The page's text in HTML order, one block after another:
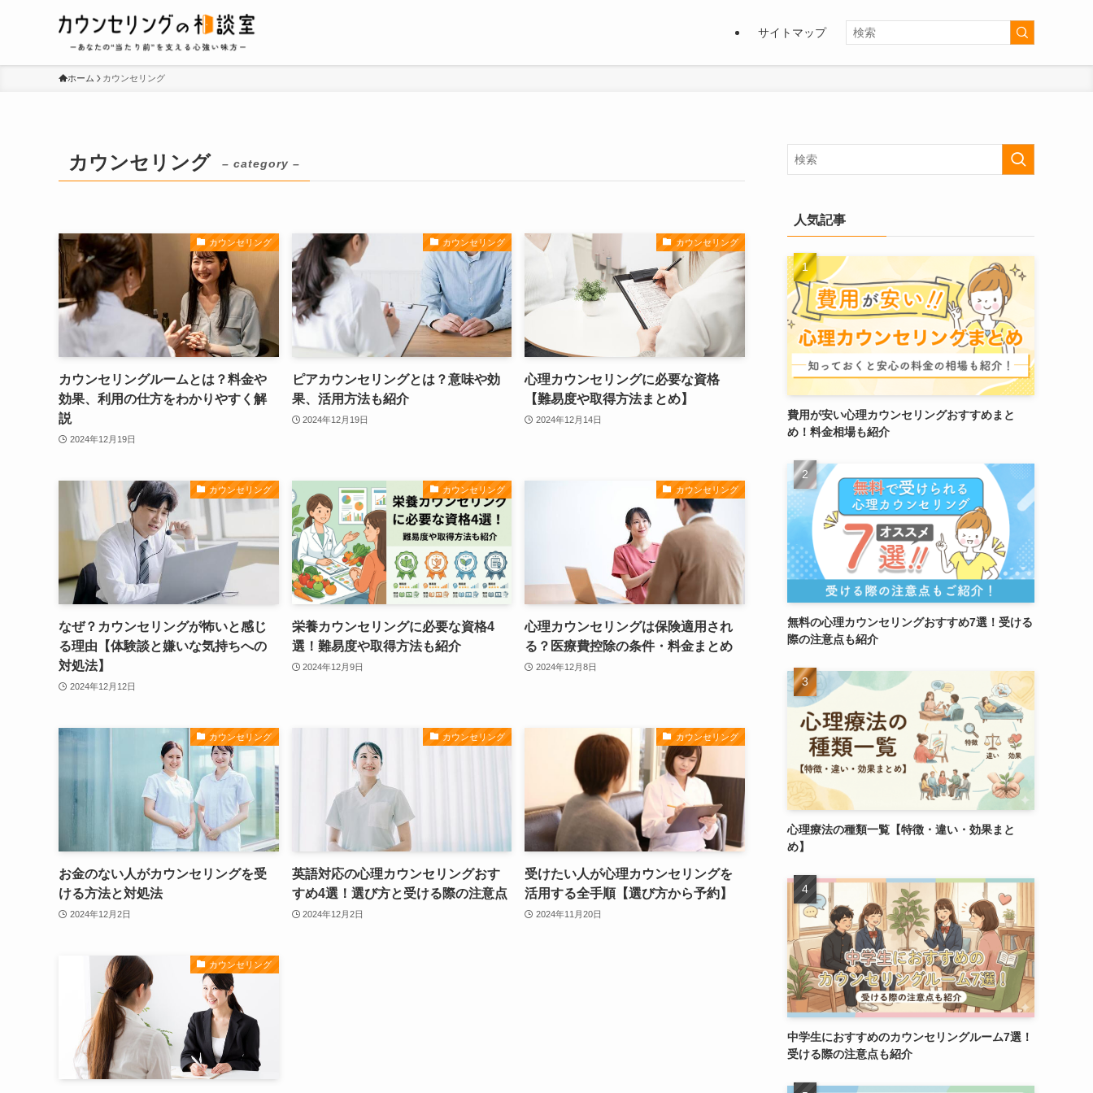
サイトマップ
ホーム カウンセリング
カウンセリング – category –
カウンセリング
カウンセリングルームとは？料金や
効果、利用の仕方をわかりやすく解
説
2024年12月19日
カウンセリング
ピアカウンセリングとは？意味や効
果、活用方法も紹介
2024年12月19日
カウンセリング
心理カウンセリングに必要な資格
【難易度や取得方法まとめ】
2024年12月14日
カウンセリング
なぜ？カウンセリングが怖いと感じ
る理由【体験談と嫌いな気持ちへの
対処法】
2024年12月12日
カウンセリング
栄養カウンセリングに必要な資格4
選！難易度や取得方法も紹介
2024年12月9日
カウンセリング
心理カウンセリングは保険適用され
る？医療費控除の条件・料金まとめ
2024年12月8日
カウンセリング
お金のない人がカウンセリングを受
ける方法と対処法
2024年12月2日
カウンセリング
英語対応の心理カウンセリングおす
すめ4選！選び方と受ける際の注意点
2024年12月2日
カウンセリング
受けたい人が心理カウンセリングを
活用する全手順【選び方から予約】
2024年11月20日
カウンセリング
人気記事
費用が安い心理カウンセリングおすすめまと
め！料金相場も紹介
無料の心理カウンセリングおすすめ7選！受ける
際の注意点も紹介
心理療法の種類一覧【特徴・違い・効果まと
め】
中学生におすすめのカウンセリングルーム7選！
受ける際の注意点も紹介